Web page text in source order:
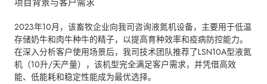
项目背景与客户需求
2023年10月，该畜牧企业向我司咨询液氮机设备，主要用于低温
存储奶牛和肉牛种牛的精子，以提高育种效率和疫病防控能力。
在深入分析客户使用场景后，我司技术团队推荐了LSN10A型液氮
机（10升/天产量），该机型完全满足客户需求，并凭借高效
能、低能耗和稳定性能成为最优选择。